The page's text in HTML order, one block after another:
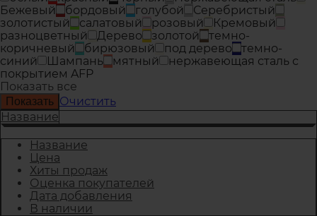
Бежевый
бордовый голубой
Серебристый
золотистый
салатовый розовый
Кремовый
разноцветный
Дерево золотой
темно-
коричневый
бирюзовый под дерево
темно-
синий
Шампань мятный
нержавеющая сталь с
покрытием AFP
Показать все
Очистить
Название
Название
Цена
Хиты продаж
Оценка покупателей
Дата добавления
В наличии